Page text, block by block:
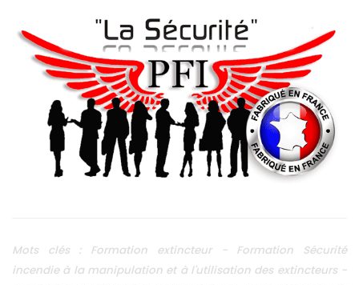
Mots clés : Formation extincteur - Formation Sécurité
incendie à la manipulation et à l'utilisation des extincteurs -